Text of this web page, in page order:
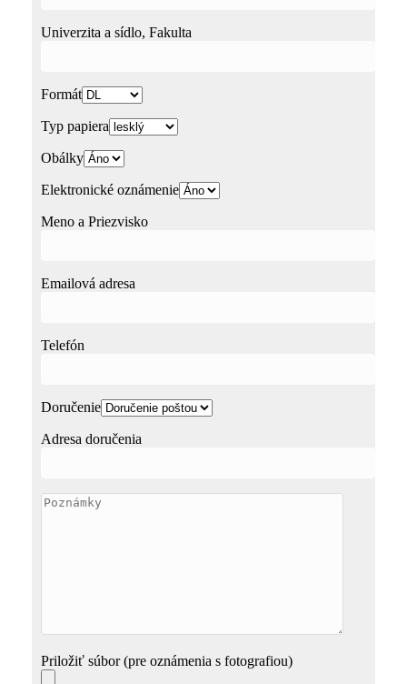
Univerzita a sídlo, Fakulta
Formát
Typ papiera
Obálky
Elektronické oznámenie
Meno a Priezvisko
Emailová adresa
Telefón
Doručenie
Adresa doručenia
Priložiť súbor (pre oznámenia s fotografiou)